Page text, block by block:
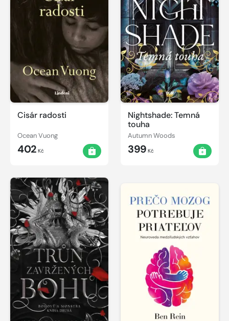
Cisár radosti
Ocean Vuong
402 Kč
Nightshade: Temná
touha
Autumn Woods
399 Kč